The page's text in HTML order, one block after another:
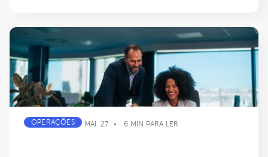
OPERAÇÕES MAI. 27 6 MIN PARA LER